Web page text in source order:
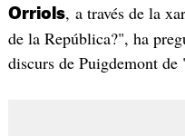
Orriols, a través de la
de la República?", ha
discurs de Puigdemont de